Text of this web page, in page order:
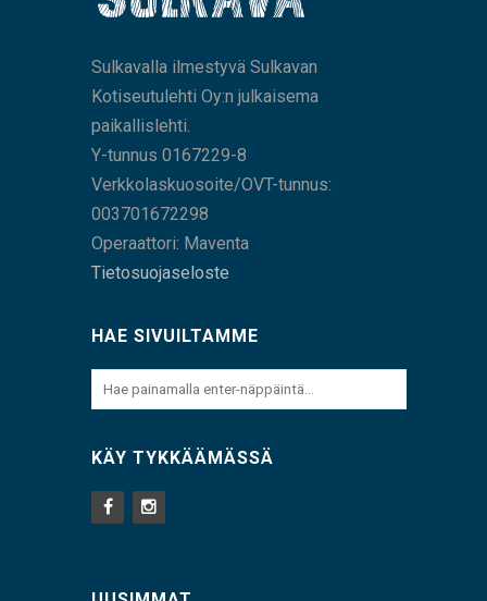
Sulkavalla ilmestyvä Sulkavan
Kotiseutulehti Oy:n julkaisema
paikallislehti.
Y-tunnus 0167229-8
Verkkolaskuosoite/OVT-tunnus:
003701672298
Operaattori: Maventa
Tietosuojaseloste
HAE SIVUILTAMME
KÄY TYKKÄÄMÄSSÄ